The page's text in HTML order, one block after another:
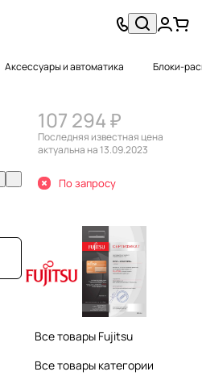
Аксессуары и автоматика Блоки-
107 294 ₽
Последняя известная цена
актуальна на 13.09.2023
По запросу
Все товары Fujitsu
Все товары категории